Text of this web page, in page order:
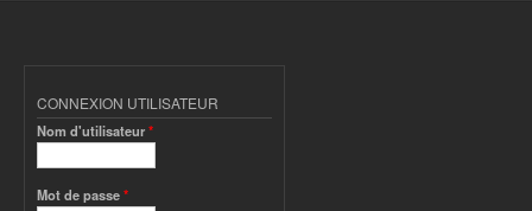
CONNEXION UTILISATEUR
Nom d'utilisateur*
Mot de passe*